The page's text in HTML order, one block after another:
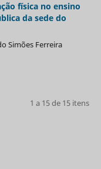
física no ensino
da sede do
Simões Ferreira
1 a 15 de 15 itens